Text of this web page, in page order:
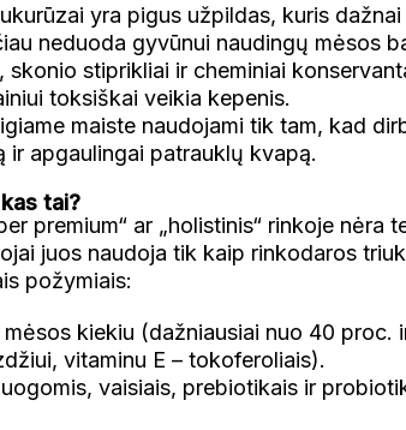
yra pigus užpildas, kuris dažnai
neduoda gyvūnui naudingų mėsos
stiprikliai ir cheminiai
toksiškai veikia kepenis.
maiste naudojami tik tam, kad
apgaulingai patrauklų kvapą.
tai?
premium“ ar „holistinis“ rinkoje nėra
juos naudoja tik kaip rinkodaros
požymiais:
kiekiu (dažniausiai nuo 40 proc.
vitaminu E – tokoferoliais).
vaisiais, prebiotikais ir